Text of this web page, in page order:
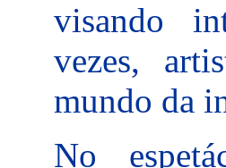
visando
vezes,
mundo da
No